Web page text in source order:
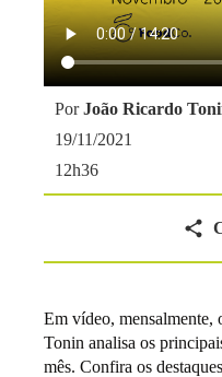
PorJoão Ricardo
19/11/2021
12h36
Em vídeo, mensalmente,
Tonin analisa os
mês. Confira os